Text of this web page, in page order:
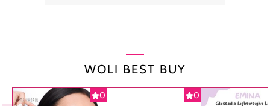
WOLI BEST BUY
0 0